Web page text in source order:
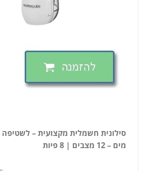
סילונית חשמלית מקצועית –
מים – 12 מצבים | 8 פיות